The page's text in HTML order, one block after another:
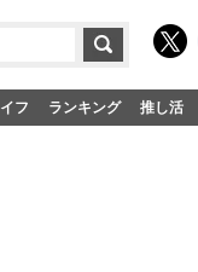
フ ランキング 推し活